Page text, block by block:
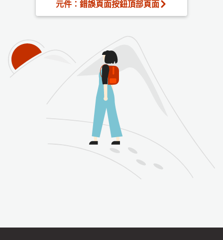
元件：錯誤頁面按鈕頂部頁面